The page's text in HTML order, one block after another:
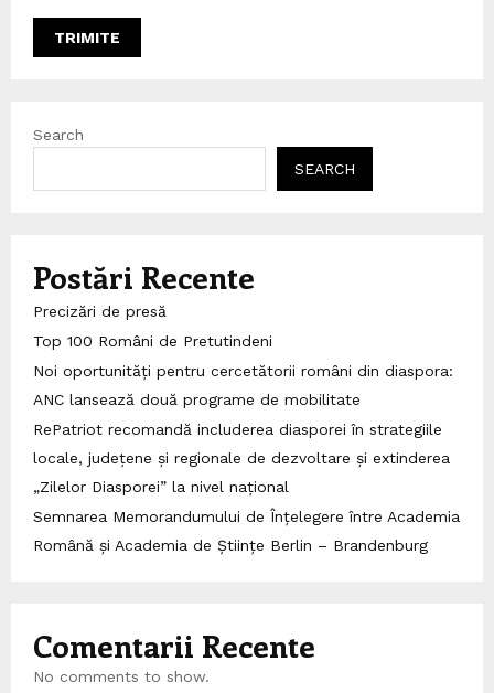
Search
SEARCH
Postări Recente
Precizări de presă
Top 100 Români de Pretutindeni
Noi oportunități pentru cercetătorii români din diaspora:
ANC lansează două programe de mobilitate
RePatriot recomandă includerea diasporei în strategiile
locale, județene și regionale de dezvoltare și extinderea
„Zilelor Diasporei” la nivel național
Semnarea Memorandumului de Înțelegere între Academia
Română și Academia de Științe Berlin – Brandenburg
Comentarii Recente
No comments to show.